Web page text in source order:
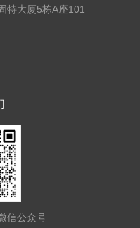
特大厦5栋A座101
信公众号